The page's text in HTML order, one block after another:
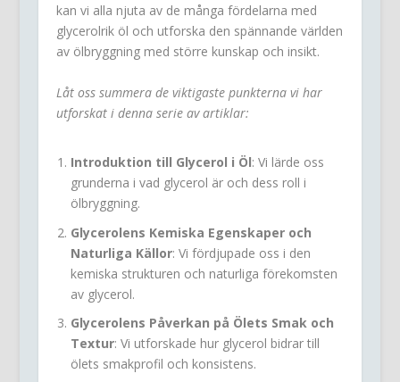
kan vi alla njuta av de många fördelarna med
glycerolrik öl och utforska den spännande världen
av ölbryggning med större kunskap och insikt.
Låt oss summera de viktigaste punkterna vi har
utforskat i denna serie av artiklar:
Introduktion till Glycerol i Öl: Vi lärde oss
grunderna i vad glycerol är och dess roll i
ölbryggning.
Glycerolens Kemiska Egenskaper och
Naturliga Källor: Vi fördjupade oss i den
kemiska strukturen och naturliga förekomsten
av glycerol.
Glycerolens Påverkan på Ölets Smak och
Textur: Vi utforskade hur glycerol bidrar till
ölets smakprofil och konsistens.